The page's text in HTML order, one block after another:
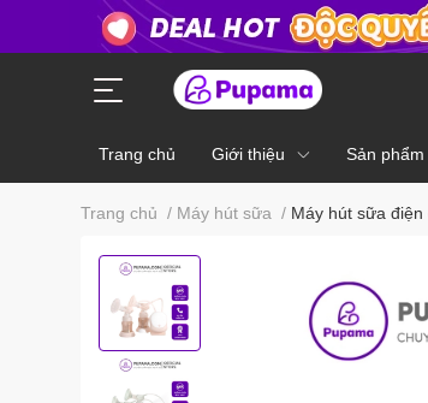
Trang chủ Giới thiệu Sản phẩm
Trang chủ / Máy hút sữa / Máy hút sữa